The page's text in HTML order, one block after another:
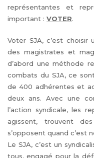
représentantes et
important : VOTER.
Voter SJA, c’est
des magistrates et
d’abord une méthode
combats du SJA, ce
de 400 adhérentes et
deux ans. Avec une
l’action syndicale, les
agissent, trouvent
s’opposent quand c’est
Le SJA, c’est un
tous, engagé pour la